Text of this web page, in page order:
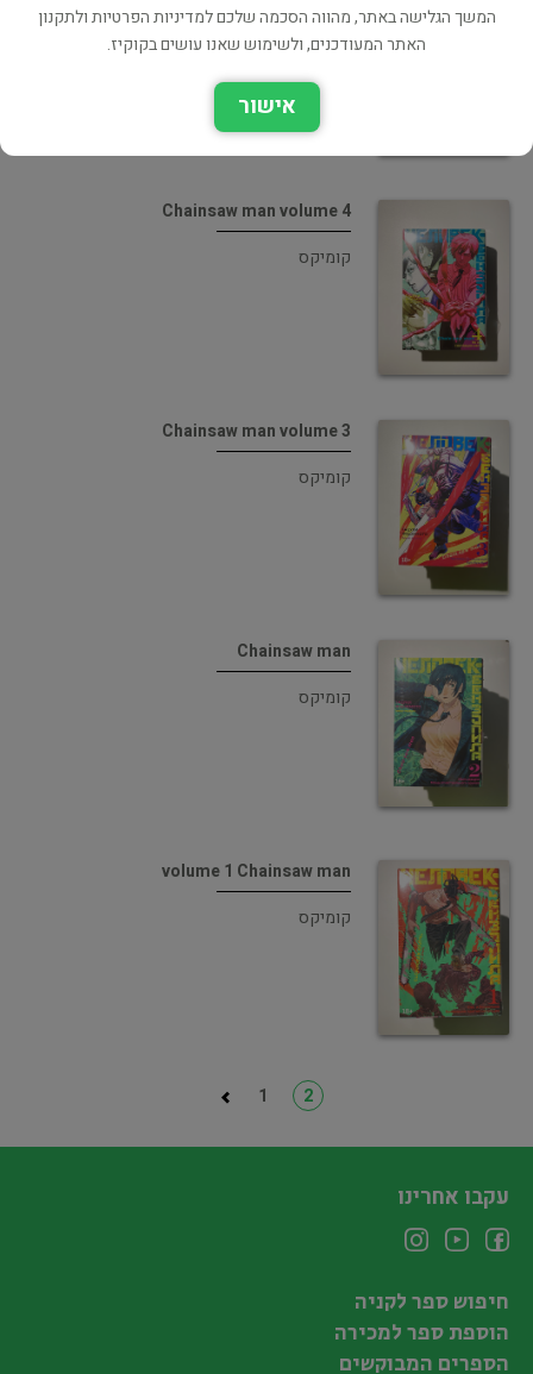
קומיקס
Chainsaw man volume 4
קומיקס
Chainsaw man volume 3
קומיקס
Chainsaw man
קומיקס
volume 1 Chainsaw man
קומיקס
1 2
המשך הגלישה באתר, מהווה הסכמה שלכם למדיניות הפרטיות ולתקנון
האתר המעודכנים, ולשימוש שאנו עושים בקוקיז.
אישור
עקבו אחרינו
חיפוש ספר לקניה
הוספת ספר למכירה
הספרים המבוקשים